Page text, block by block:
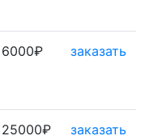
6000₽ заказать
25000₽ заказать